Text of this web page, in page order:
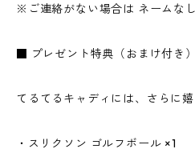
※ご連絡がない場合は ネームな
■ プレゼント特典（おまけ付き）
てるてるキャディには、さらに
・スリクソン ゴルフボール ×1